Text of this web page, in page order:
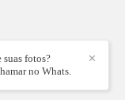
✕
suas fotos?
no Whats.